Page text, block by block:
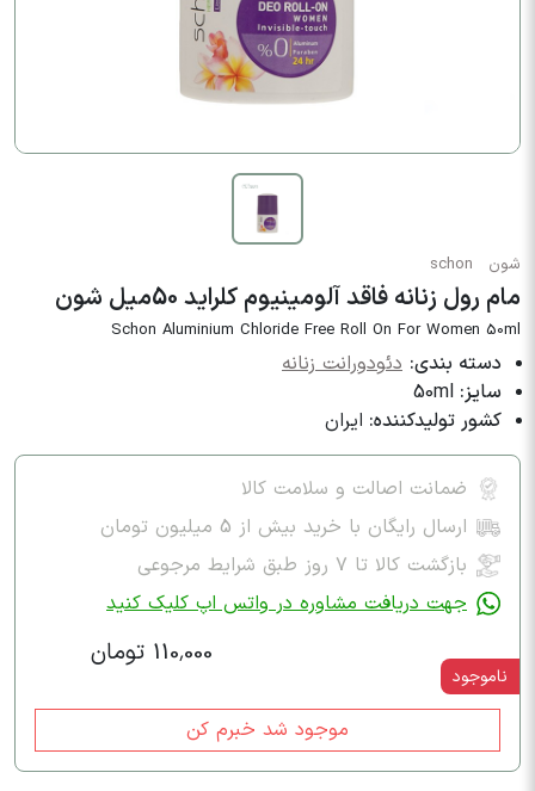
شون schon
مام رول زنانه فاقد آلومینیوم کلراید 50میل شون
Schon Aluminium Chloride Free Roll On For Women 50ml
دسته بندی: دئودورانت زنانه
سایز: 50ml
کشور تولیدکننده: ایران
ضمانت اصالت و سلامت کالا
ارسال رایگان با خرید بیش از 5 میلیون تومان
بازگشت کالا تا ۷ روز طبق شرایط مرجوعی
جهت دریافت مشاوره در واتس اپ کلیک کنید
110,000 تومان
ناموجود
موجود شد خبرم کن